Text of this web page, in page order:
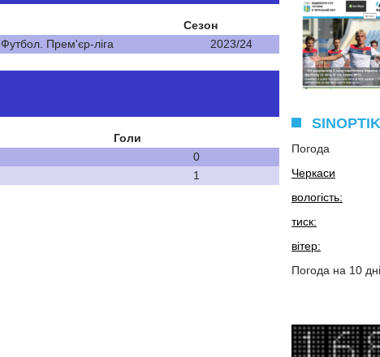
Сезон
Футбол. Прем'єр-ліга 2023/24
Голи
0
1
SINOPTIK
Погода
Черкаси
вологість:
тиск:
вітер:
Погода на 10